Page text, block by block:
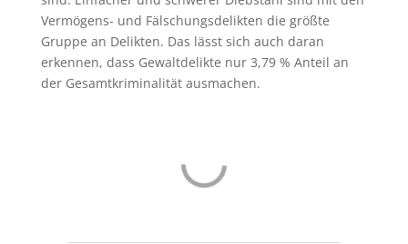
Vermögens- und Fälschungsdelikten die größte
Gruppe an Delikten. Das lässt sich auch daran
erkennen, dass Gewaltdelikte nur 3,79 % Anteil an
der Gesamtkriminalität ausmachen.